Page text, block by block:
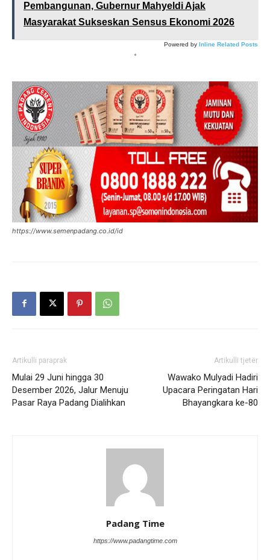
Pembangunan, Gubernur Mahyeldi Ajak
Masyarakat Sukseskan Sensus Ekonomi 2026
Powered by Inline Related Posts
*
https://www.semenpadang.co.id/id
Artikulli paraprak
Mulai 29 Juni hingga 30
Desember 2026, Jalur Menuju
Pasar Raya Padang Dialihkan
Artikulli tjetër
Wawako Mulyadi Hadiri
Upacara Peringatan Hari
Bhayangkara ke-80
Padang Time
https://www.padangtime.com